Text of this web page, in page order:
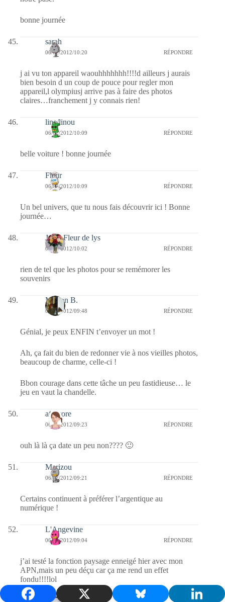
bonne journée
sarah
06/02/2012/10:20 RÉPONDRE
j ai vu ton appareil waouhhhhhhh!!!!d ailleurs j aurais
bien besoin d un coup de pouce pour regler mon
appareil,l olympiusj arrive pas à faire des photos
claires…franchement j y connais rien!
line/linou
06/02/2012/10:09 RÉPONDRE
belle voiture ! bonne journée
Fleur
06/02/2012/10:09 RÉPONDRE
Un bel univers, que tu nous fais découvrir ici ! Bonne
journée…
Jaffy-Fleur de lys
06/02/2012/10:02 RÉPONDRE
rien de tel que les photos pour se remémorer les
souvenirs
Marion B.
06/02/2012/09:48 RÉPONDRE
Génial, je peux ENFIN t’envoyer un mot !
Ah, ça fait du bien de redonner vie à nos vieilles photos,
beaucoup de charme, celle-ci !
Bbon courage dans cette tâche un peu fastidieuse… le
jeu en vaut la chandelle.
afaurore
06/02/2012/09:23 RÉPONDRE
ouh là là ça date un peu non???? 🙂
Marizou
06/02/2012/09:21 RÉPONDRE
Certains continuent à préférer l’argentique au
numérique !
L'Angevine
06/02/2012/09:04 RÉPONDRE
j’ai testé la fonction paysage enneigé hier avec mon
APN,mais un peu déçu car ça me rend un effet
fondu!!!!lol